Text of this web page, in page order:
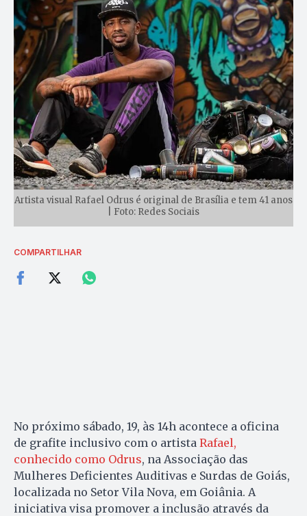
Artista visual Rafael Odrus é original de Brasília e tem 41 anos
| Foto: Redes Sociais
COMPARTILHAR
No próximo sábado, 19, às 14h acontece a oficina
de grafite inclusivo com o artista Rafael,
conhecido como Odrus, na Associação das
Mulheres Deficientes Auditivas e Surdas de Goiás,
localizada no Setor Vila Nova, em Goiânia. A
iniciativa visa promover a inclusão através da